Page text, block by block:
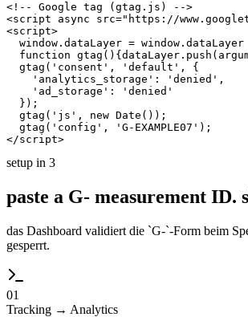
<!-- Google tag (gtag.js) -->
<script async src="https://
<script>
window.dataLayer = window.dataLayer
function
  gtag('consent', 'default', {
    'analytics_storage': 'denied',
    'ad_storage': 'denied'
  });
  gtag('js', new Date());
  gtag('config', 'G-EXAMPLE07');
</script>
setup in 3
paste a G- measurement ID.
das Dashboard validiert die `G-`-Form beim
gesperrt.
01
Tracking → Analytics